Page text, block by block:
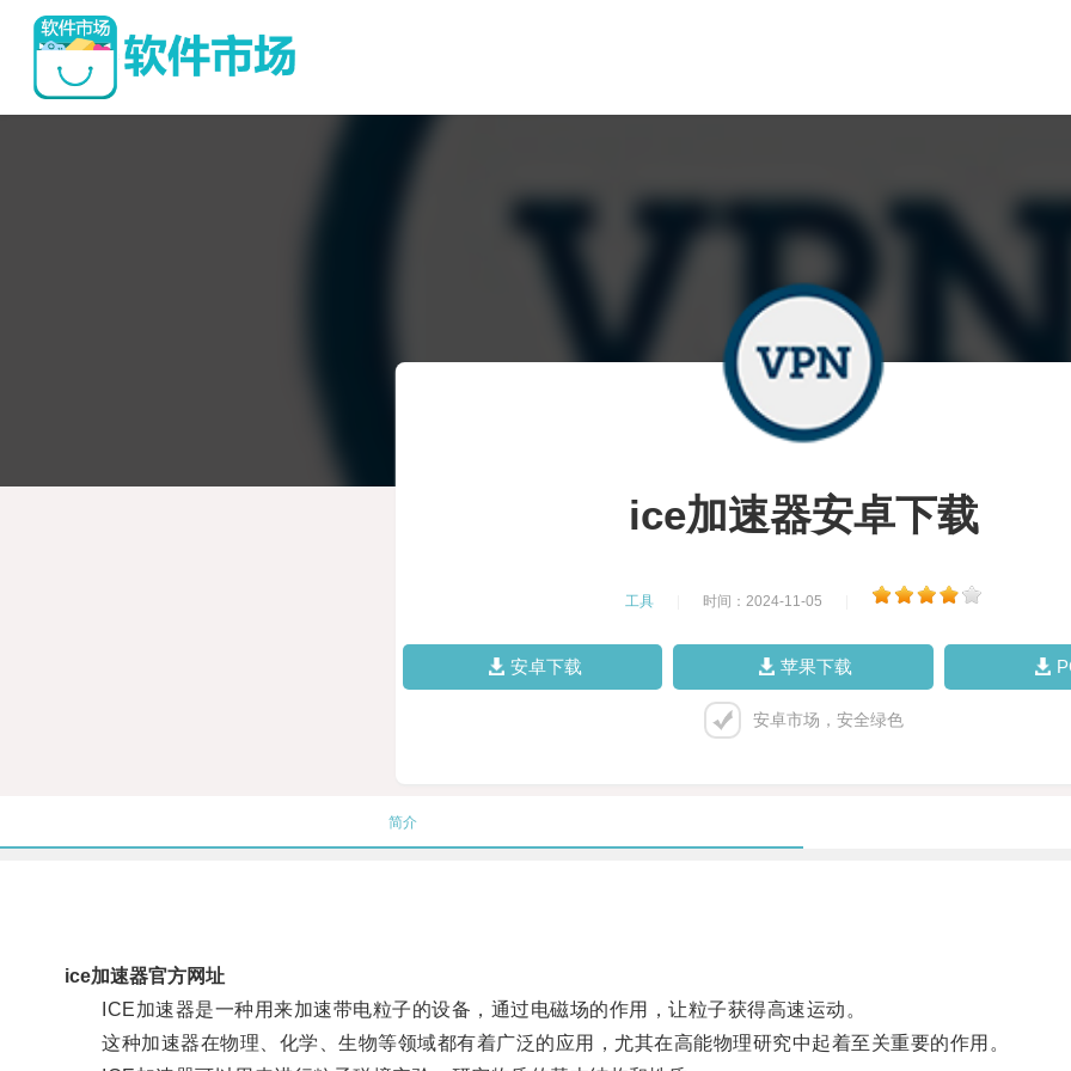
ice加速器安卓下载
工具 时间：2024-11-05
安卓下载 苹果下载
安卓市场，安全绿色
简介
ice加速器官方网址
ICE加速器是一种用来加速带电粒子的设备，通过电磁场的作用，让粒子获得高速运动。
这种加速器在物理、化学、生物等领域都有着广泛的应用，尤其在高能物理研究中起着至关重要的作用。